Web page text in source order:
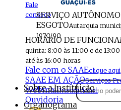
Fale
conosco
SERVIÇO
ESGOTOAutarquia
1970/90
HORÁRIO DE
quinta: 8:00 às 11:00 e de
até às 16:00 horas
Fale com o SAAEclique aqui
SAAE EM AÇÃOServiços
WebmailInstitucional
Ouvidoria
Sobre a Instituição
Organograma